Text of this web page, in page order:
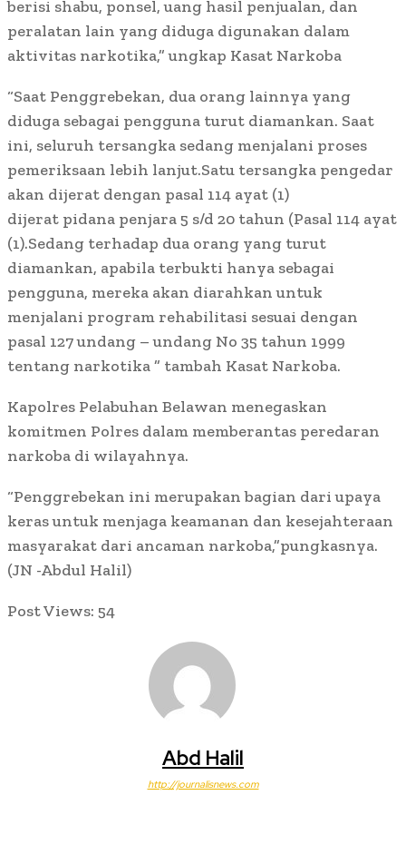
berisi shabu, ponsel, uang hasil penjualan, dan
peralatan lain yang diduga digunakan dalam
aktivitas narkotika,” ungkap Kasat Narkoba
“Saat Penggrebekan, dua orang lainnya yang
diduga sebagai pengguna turut diamankan. Saat
ini, seluruh tersangka sedang menjalani proses
pemeriksaan lebih lanjut.Satu tersangka pengedar
akan dijerat dengan pasal 114 ayat (1)
dijerat pidana penjara 5 s/d 20 tahun (Pasal 114 ayat
(1).Sedang terhadap dua orang yang turut
diamankan, apabila terbukti hanya sebagai
pengguna, mereka akan diarahkan untuk
menjalani program rehabilitasi sesuai dengan
pasal 127 undang – undang No 35 tahun 1999
tentang narkotika ” tambah Kasat Narkoba.
Kapolres Pelabuhan Belawan menegaskan
komitmen Polres dalam memberantas peredaran
narkoba di wilayahnya.
“Penggrebekan ini merupakan bagian dari upaya
keras untuk menjaga keamanan dan kesejahteraan
masyarakat dari ancaman narkoba,”pungkasnya.
(JN -Abdul Halil)
Post Views: 54
Abd Halil
http://journalisnews.com